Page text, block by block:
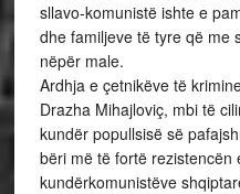
sllavo-komunistë ishte e
dhe familjeve të tyre që me
nëpër male.
Ardhja e çetnikëve të
Drazha Mihajloviç, mbi të
kundër popullsisë së
bëri më të fortë rezistencën
kundërkomunistëve